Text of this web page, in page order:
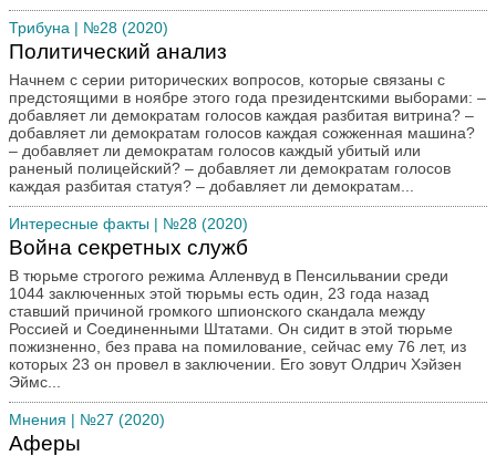
Трибуна | №28 (2020)
Политический анализ
Начнем с серии риторических вопросов, которые связаны с
предстоящими в ноябре этого года президентскими выборами: –
добавляет ли демократам голосов каждая разбитая витрина? –
добавляет ли демократам голосов каждая сожженная машина?
– добавляет ли демократам голосов каждый убитый или
раненый полицейский? – добавляет ли демократам голосов
каждая разбитая статуя? – добавляет ли демократам...
Интересные факты | №28 (2020)
Война секретных служб
В тюрьме строгого режима Алленвуд в Пенсильвании среди
1044 заключенных этой тюрьмы есть один, 23 года назад
ставший причиной громкого шпионского скандала между
Россией и Соединенными Штатами. Он сидит в этой тюрьме
пожизненно, без права на помилование, сейчас ему 76 лет, из
которых 23 он провел в заключении. Его зовут Олдрич Хэйзен
Эймс...
Мнения | №27 (2020)
Аферы